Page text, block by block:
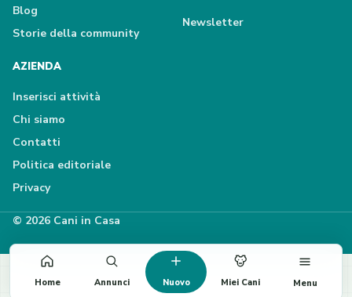
Blog
Storie della community
Newsletter
AZIENDA
Inserisci attività
Chi siamo
Contatti
Politica editoriale
Privacy
© 2026 Cani in Casa
Home Annunci Nuovo Miei Cani Menu